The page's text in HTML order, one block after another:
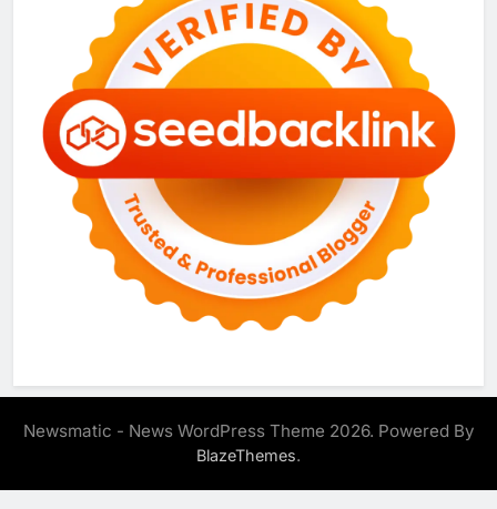
Newsmatic - News WordPress Theme 2026. Powered By
BlazeThemes.